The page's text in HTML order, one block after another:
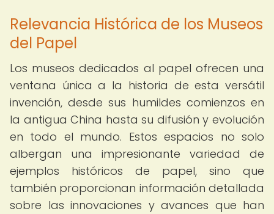
Relevancia Histórica de los Museos
del Papel
Los museos dedicados al papel ofrecen una
ventana única a la historia de esta versátil
invención, desde sus humildes comienzos en
la antigua China hasta su difusión y evolución
en todo el mundo. Estos espacios no solo
albergan una impresionante variedad de
ejemplos históricos de papel, sino que
también proporcionan información detallada
sobre las innovaciones y avances que han